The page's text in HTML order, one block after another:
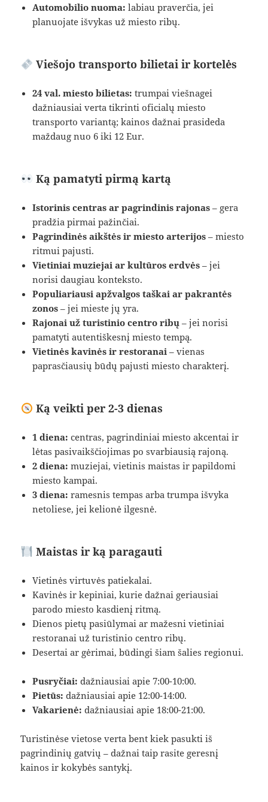
Automobilio nuoma: labiau praverčia, jei
planuojate išvykas už miesto ribų.
Viešojo transporto bilietai ir kortelės
24 val. miesto bilietas: trumpai viešnagei
dažniausiai verta tikrinti oficialų miesto
transporto variantą; kainos dažnai prasideda
maždaug nuo 6 iki 12 Eur.
Ką pamatyti pirmą kartą
Istorinis centras ar pagrindinis rajonas – gera
pradžia pirmai pažinčiai.
Pagrindinės aikštės ir miesto arterijos – miesto
ritmui pajusti.
Vietiniai muziejai ar kultūros erdvės – jei
norisi daugiau konteksto.
Populiariausi apžvalgos taškai ar pakrantės
zonos – jei mieste jų yra.
Rajonai už turistinio centro ribų – jei norisi
pamatyti autentiškesnį miesto tempą.
Vietinės kavinės ir restoranai – vienas
paprasčiausių būdų pajusti miesto charakterį.
Ką veikti per 2-3 dienas
1 diena: centras, pagrindiniai miesto akcentai ir
lėtas pasivaikščiojimas po svarbiausią rajoną.
2 diena: muziejai, vietinis maistas ir papildomi
miesto kampai.
3 diena: ramesnis tempas arba trumpa išvyka
netoliese, jei kelionė ilgesnė.
Maistas ir ką paragauti
Vietinės virtuvės patiekalai.
Kavinės ir kepiniai, kurie dažnai geriausiai
parodo miesto kasdienį ritmą.
Dienos pietų pasiūlymai ar mažesni vietiniai
restoranai už turistinio centro ribų.
Desertai ar gėrimai, būdingi šiam šalies regionui.
Pusryčiai: dažniausiai apie 7:00-10:00.
Pietūs: dažniausiai apie 12:00-14:00.
Vakarienė: dažniausiai apie 18:00-21:00.
Turistinėse vietose verta bent kiek pasukti iš
pagrindinių gatvių – dažnai taip rasite geresnį
kainos ir kokybės santykį.